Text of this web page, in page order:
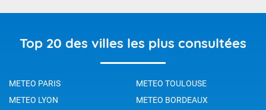
Top 20 des villes les plus consultées
METEO PARIS
METEO TOULOUSE
METEO LYON
METEO BORDEAUX